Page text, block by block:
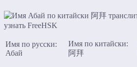
Имя по русски:
Абай
Имя по китайски:
阿拜